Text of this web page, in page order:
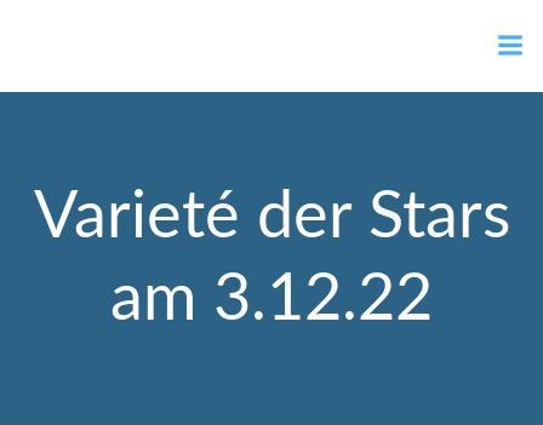
Varieté der Stars
am 3.12.22